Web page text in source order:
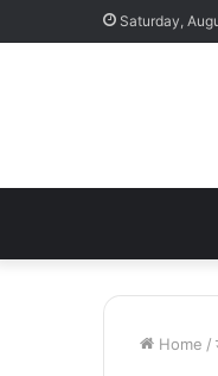
Saturday,
Home /